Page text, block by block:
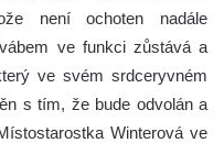
není ochoten nadále
ve funkci zůstává a
ve svém srdceryvném
s tím, že bude odvolán a
Winterová ve